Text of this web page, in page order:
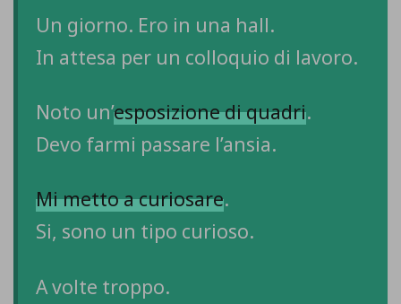
Un giorno. Ero in una hall.
In attesa per un colloquio di lavoro.
Noto un’esposizione di quadri.
Devo farmi passare l’ansia.
Mi metto a curiosare.
Si, sono un tipo curioso.
A volte troppo.